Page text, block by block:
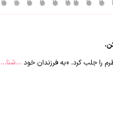
را جلب کرد. «به فرزندان خود …شنا…